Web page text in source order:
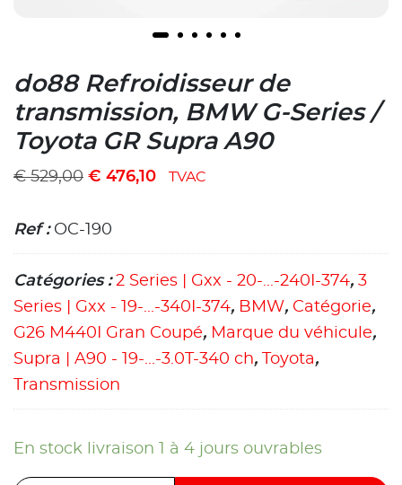
do88 Refroidisseur de
transmission, BMW G-Series /
Toyota GR Supra A90
€529,00 € 476,10 TVAC
Ref : OC-190
Catégories :2 Series | Gxx - 20-...-240I-374, 3
Series | Gxx - 19-...-340I-374, BMW, Catégorie,
G26 M440I Gran Coupé, Marque du véhicule,
Supra | A90 - 19-...-3.0T-340 ch, Toyota,
Transmission
En stock livraison 1 à 4 jours ouvrables